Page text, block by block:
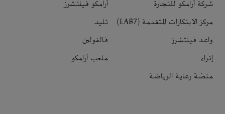
شركة أرامكو للتجارة
أرامكو فينتشرز
مركز الابتكارات المتقدمة (LAB7)
تليد
واعد فينتشرز
فالفولين
إثراء
ملعب أرامكو
منصّة رعاية الرياضة